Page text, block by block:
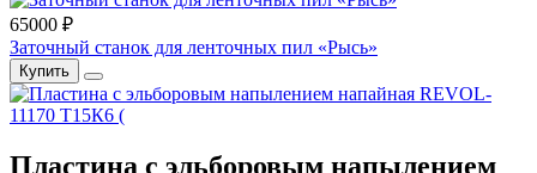
65000 ₽
Заточный станок для ленточных пил «Рысь»
Купить
Пластина с эльборовым напылением